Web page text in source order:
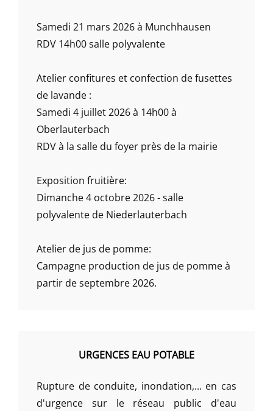
Samedi 21 mars 2026 à Munchhausen
RDV 14h00 salle polyvalente
Atelier confitures et confection de fusettes
de lavande :
Samedi 4 juillet 2026 à 14h00 à
Oberlauterbach
RDV à la salle du foyer près de la mairie
Exposition fruitière:
Dimanche 4 octobre 2026 - salle
polyvalente de Niederlauterbach
Atelier de jus de pomme:
Campagne production de jus de pomme à
partir de septembre 2026.
URGENCES EAU POTABLE
Rupture de conduite, inondation,... en cas
d'urgence sur le réseau public d'eau